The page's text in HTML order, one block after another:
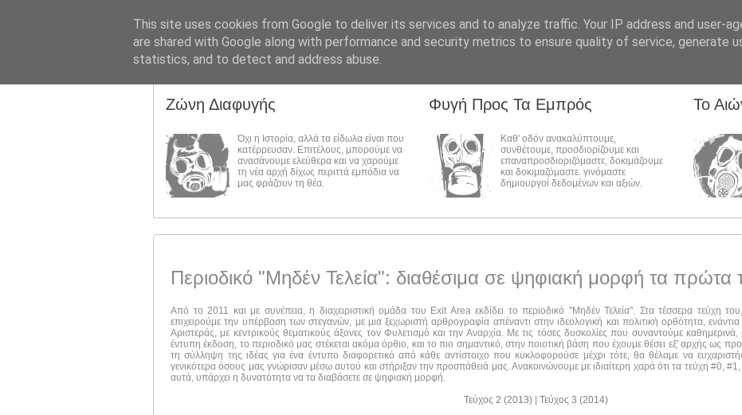
Ζώνη Διαφυγής
Όχι η Ιστορία, αλλά τα είδωλα είναι που
κατέρρευσαν. Επιτέλους, μπορούμε να
ανασάνουμε ελεύθερα και να χαρούμε
τη νέα αρχή δίχως περιττά εμπόδια να
μας φράζουν τη θέα.
Φυγή Προς Τα Εμπρός
Καθ' οδόν ανακαλύπτουμε,
συνθέτουμε, προσδιορίζουμε και
επαναπροσδιοριζόμαστε, δοκιμάζουμε
και δοκιμαζόμαστε. γινόμαστε
δημιουργοί δεδομένων και αξιών.
Το
Περιοδικό "Μηδέν Τελεία": διαθέσιμα σε ψηφιακή μορφή τα πρώτα
Από το 2011 και με συνέπεια, η διαχειριστική ομάδα του Exit Area εκδίδει το περιοδικό "Μηδέν Τελεία". Στα τέσσερα τεύχη
επιχειρούμε την υπέρβαση των στεγανών, με μια ξεχωριστή αρθρογραφία απέναντι στην ιδεολογική και πολιτική ορθότητα,
Αριστεράς, με κεντρικούς θεματικούς άξονες τον Φυλετισμό και την Αναρχία. Με τις τόσες δυσκολίες που συναντούμε
έντυπη έκδοση, το περιοδικό μας στέκεται ακόμα όρθιο, και το πιο σημαντικό, στην ποιοτική βάση που έχουμε θέσει εξ' αρχής ως
τη σύλληψη της ιδέας για ένα έντυπο διαφορετικό από κάθε αντίστοιχο που κυκλοφορούσε μέχρι τότε, θα θέλαμε να
γενικότερα όσους μας γνώρισαν μέσω αυτού και στήριξαν την προσπάθειά μας. Ανακοινώνουμε με ιδιαίτερη χαρά ότι τα τεύχη #0,
αυτά, υπάρχει η δυνατότητα να τα διαβάσετε σε ψηφιακή μορφή.
Τεύχος 2 (2013) | Τεύχος 3 (2014)
This site uses cookies from Google to deliver its services and to analyze traffic. Your IP address and user-
are shared with Google along with performance and security metrics to ensure quality of service, generate
statistics, and to detect and address abuse.